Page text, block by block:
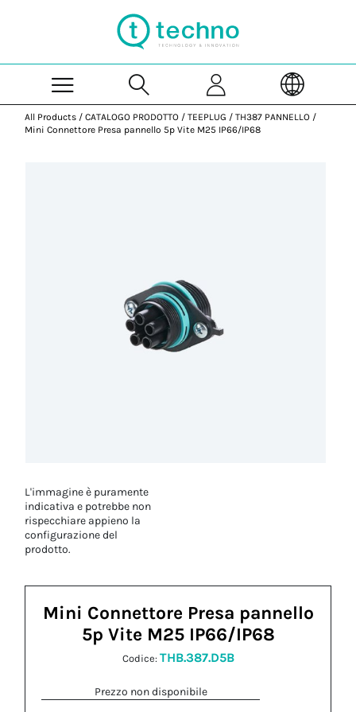
All Products / CATALOGO PRODOTTO / TEEPLUG / TH387 PANNELLO /
Mini Connettore Presa pannello 5p Vite M25 IP66/IP68
L'immagine è puramente
indicativa e potrebbe non
rispecchiare appieno la
configurazione del
prodotto.
Mini Connettore Presa pannello
5p Vite M25 IP66/IP68
Codice: THB.387.D5B
Prezzo non disponibile